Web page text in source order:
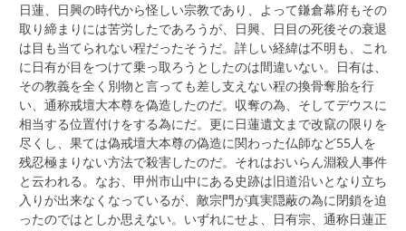
日蓮、日興の時代から怪しい宗教であり、よって鎌倉幕府もその
取り締まりには苦労したであろうが、日興、日目の死後その衰退
は目も当てられない程だったそうだ。詳しい経緯は不明も、これ
に日有が目をつけて乗っ取ろうとしたのは間違いない。日有は、
その教義を全く別物と言っても差し支えない程の換骨奪胎を行
い、通称戒壇大本尊を偽造したのだ。収奪の為、そしてデウスに
相当する位置付けをする為にだ。更に日蓮遺文まで改竄の限りを
尽くし、果ては偽戒壇大本尊の偽造に関わった仏師など55人を
残忍極まりない方法で殺害したのだ。それはおいらん淵殺人事件
と云われる。なお、甲州市山中にある史跡は旧道沿いとなり立ち
入りが出来なくなっているが、敵宗門が真実隠蔽の為に閉鎖を迫
ったのではとしか思えない。いずれにせよ、日有宗、通称日蓮正